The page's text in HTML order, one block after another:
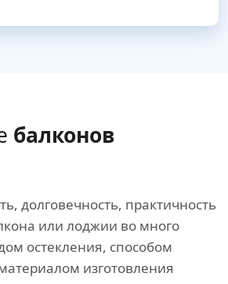
балконов
долговечность, практичность
или лоджии во много
остекления, способом
изготовления